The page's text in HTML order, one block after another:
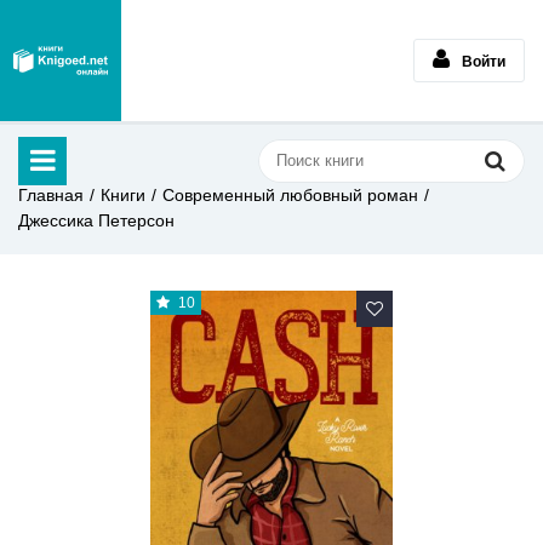
Войти
Главная Книги
Современный любовный роман
Джессика Петерсон
10